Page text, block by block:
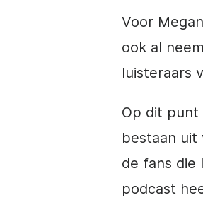
Voor
ook al
luisteraars
Op dit punt
bestaan uit
de fans die
podcast